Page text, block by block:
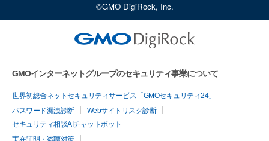
©GMO DigiRock, Inc.
GMOインターネットグループのセキュリティ事業について
世界初総合ネットセキュリティサービス「GMOセキュリティ24」
パスワード漏洩診断
Webサイトリスク診断
セキュリティ相談AIチャットボット
実在証明・盗聴対策